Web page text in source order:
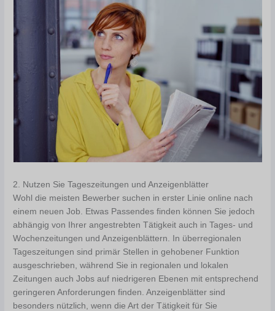
2. Nutzen Sie Tageszeitungen und Anzeigenblätter
Wohl die meisten Bewerber suchen in erster Linie online nach
einem neuen Job. Etwas Passendes finden können Sie jedoch
abhängig von Ihrer angestrebten Tätigkeit auch in Tages- und
Wochenzeitungen und Anzeigenblättern. In überregionalen
Tageszeitungen sind primär Stellen in gehobener Funktion
ausgeschrieben, während Sie in regionalen und lokalen
Zeitungen auch Jobs auf niedrigeren Ebenen mit entsprechend
geringeren Anforderungen finden. Anzeigenblätter sind
besonders nützlich, wenn die Art der Tätigkeit für Sie